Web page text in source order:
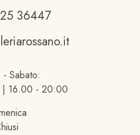
36447
Sabato:
16.00 - 20:00